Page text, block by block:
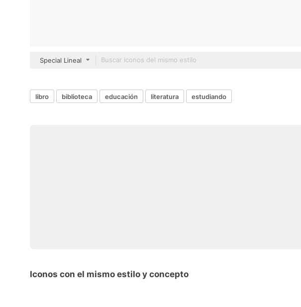
Special Lineal
libro biblioteca educación literatura estudiando
Iconos con el mismo estilo y concepto